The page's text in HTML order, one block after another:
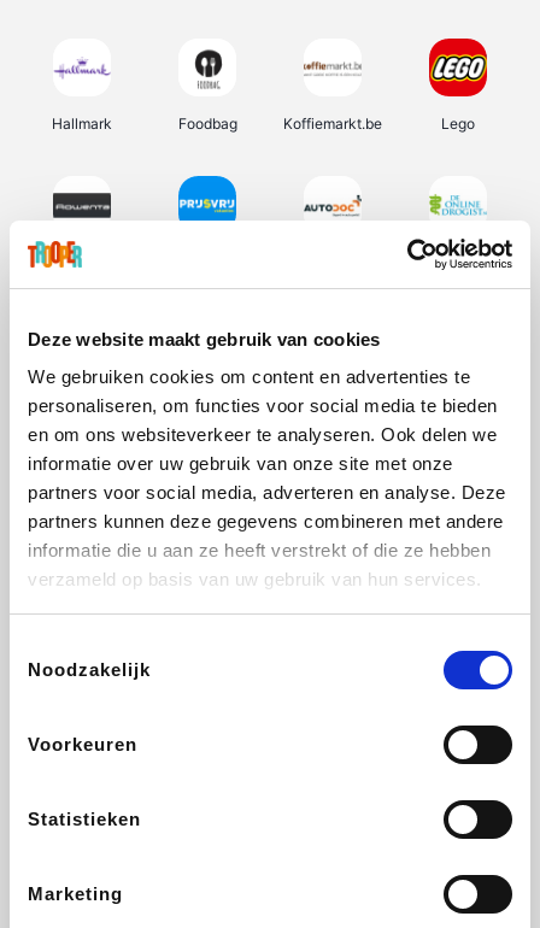
Deze website maakt gebruik van cookies
We gebruiken cookies om content en advertenties te
personaliseren, om functies voor social media te bieden
en om ons websiteverkeer te analyseren. Ook delen we
informatie over uw gebruik van onze site met onze
partners voor social media, adverteren en analyse. Deze
partners kunnen deze gegevens combineren met andere
informatie die u aan ze heeft verstrekt of die ze hebben
verzameld op basis van uw gebruik van hun services.
Noodzakelijk
Voorkeuren
Statistieken
Marketing
Hallmark Foodbag Koffiemarkt.be Lego
Rowenta De Online Drogist
Vidaxl Lampenlicht.be Plopsa
Adidas
DectDirect
Ibood SupraBazar